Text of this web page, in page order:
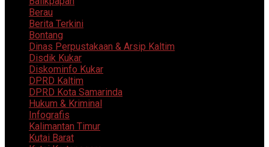
Berau
Berita Terkini
Bontang
Dinas Perpustakaan & Arsip Kaltim
Disdik Kukar
Diskominfo Kukar
DPRD Kaltim
DPRD Kota Samarinda
Hukum & Kriminal
Infografis
Kalimantan Timur
Kutai Barat